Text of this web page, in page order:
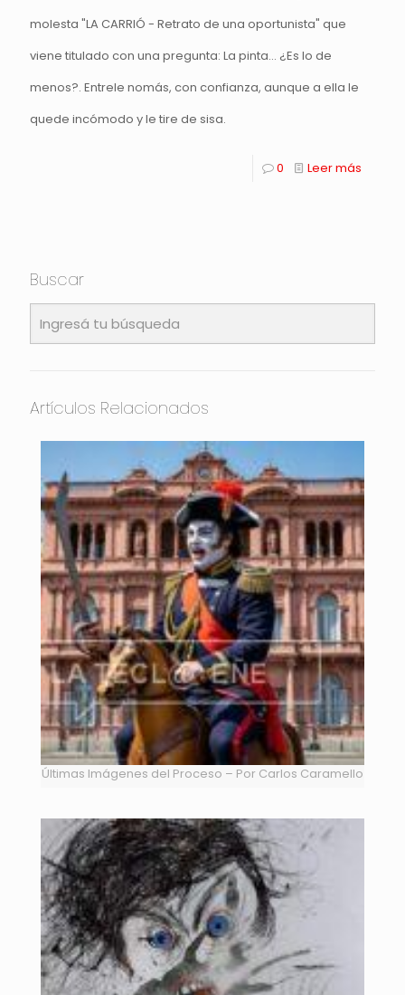
molesta "LA CARRIÓ - Retrato de una oportunista" que
viene titulado con una pregunta: La pinta... ¿Es lo de
menos?. Entrele nomás, con confianza, aunque a ella le
quede incómodo y le tire de sisa.
0 Leer más
Buscar
Artículos Relacionados
Últimas Imágenes del Proceso – Por Carlos Caramello